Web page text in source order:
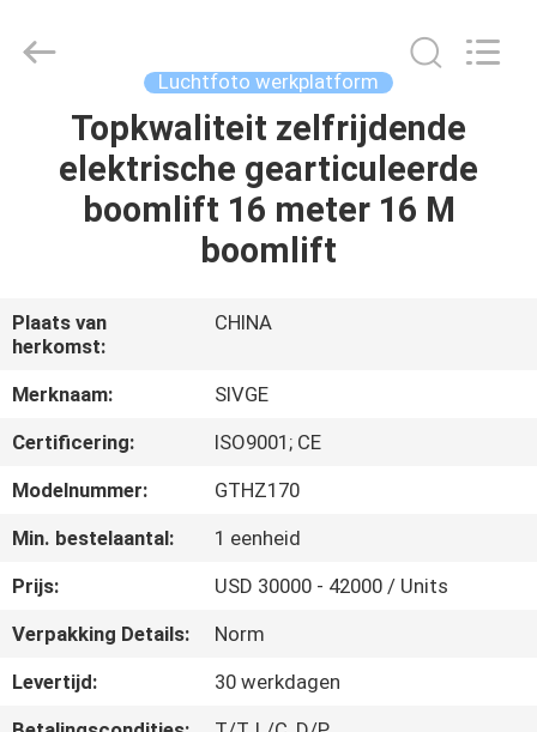
HUIS
PRODUCTEN
ONGEVEER
ONS
FABRIEKSREIS
KWALITEITSCONTROLE
CONTACTEER
ONS
LTD.
Luchtfoto werkplatform
Topkwaliteit zelfrijdende
elektrische gearticuleerde
boomlift 16 meter 16 M
boomlift
Plaats van
herkomst:
CHINA
Merknaam:
SIVGE
Certificering:
ISO9001; CE
Modelnummer:
GTHZ170
Min. bestelaantal:
1 eenheid
Prijs:
USD 30000 - 42000 / Units
Verpakking Details:
Norm
Levertijd:
30 werkdagen